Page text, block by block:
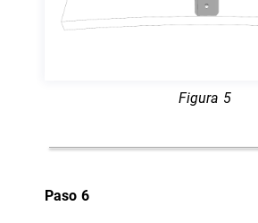
Figura 5
Paso 6